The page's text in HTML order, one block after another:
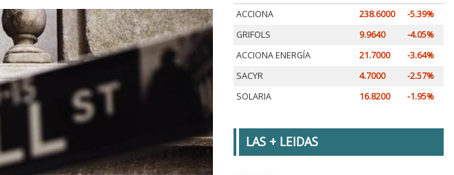
ACCIONA 238.6000
-5.39%
GRIFOLS
9.9640
-4.05%
ACCIONA ENERGÍA
21.7000
-3.64%
SACYR
4.7000
-2.57%
SOLARIA
16.8200 -1.95%
LAS + LEIDAS